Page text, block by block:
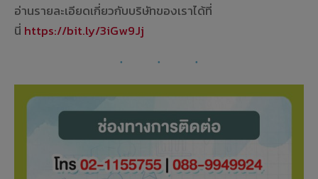
อ่านรายละเอียดเกี่ยวกับบริษัทของเราได้ที่
นี่ https://bit.ly/3iGw9Jj